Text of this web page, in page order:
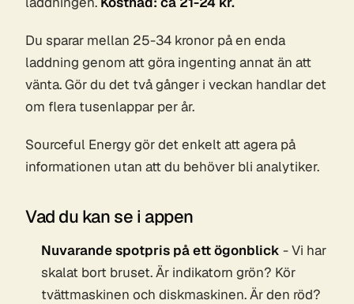
Du sparar mellan 25-34 kronor på en enda
laddning genom att göra ingenting annat än att
vänta. Gör du det två gånger i veckan handlar det
om flera tusenlappar per år.
Sourceful Energy gör det enkelt att agera på
informationen utan att du behöver bli analytiker.
Vad du kan se i appen
Nuvarande spotpris på ett ögonblick - Vi har
skalat bort bruset. Är indikatorn grön? Kör
tvättmaskinen och diskmaskinen. Är den röd?